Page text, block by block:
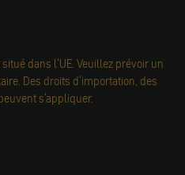
dans l'UE. Veuillez prévoir un
Des droits d'importation, des
s'appliquer.